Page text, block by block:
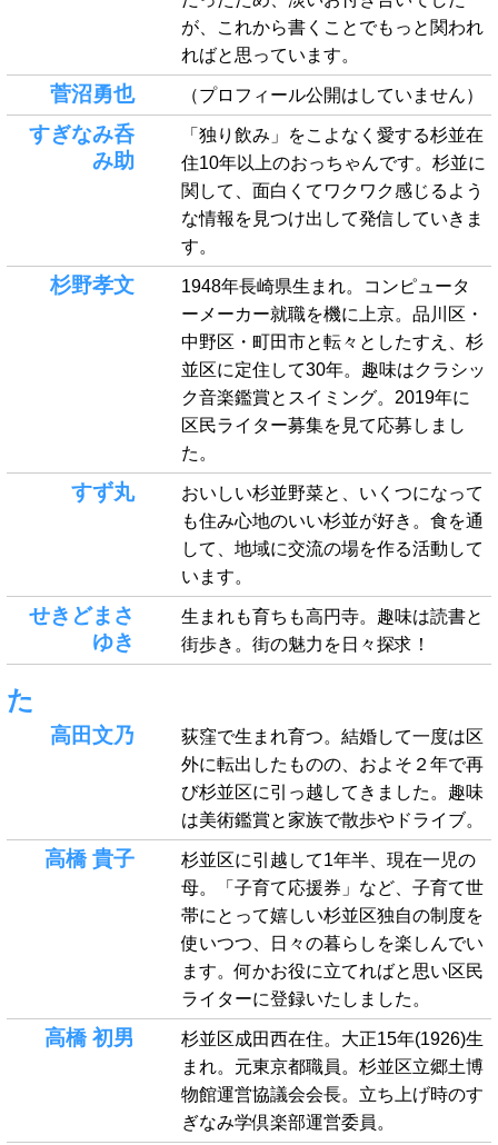
が、これから書くことでもっと関われ
ればと思っています。
菅沼勇也 （プロフィール公開はしていません）
すぎなみ呑
み助
「独り飲み」をこよなく愛する杉並在
住10年以上のおっちゃんです。杉並に
関して、面白くてワクワク感じるよう
な情報を見つけ出して発信していきま
す。
杉野孝文
1948年長崎県生まれ。コンピュータ
ーメーカー就職を機に上京。品川区・
中野区・町田市と転々としたすえ、杉
並区に定住して30年。趣味はクラシッ
ク音楽鑑賞とスイミング。2019年に
区民ライター募集を見て応募しまし
た。
すず丸
おいしい杉並野菜と、いくつになって
も住み心地のいい杉並が好き。食を通
して、地域に交流の場を作る活動して
います。
せきどまさ
ゆき
生まれも育ちも高円寺。趣味は読書と
街歩き。街の魅力を日々探求！
た
高田文乃
荻窪で生まれ育つ。結婚して一度は区
外に転出したものの、およそ２年で再
び杉並区に引っ越してきました。趣味
は美術鑑賞と家族で散歩やドライブ。
高橋 貴子
杉並区に引越して1年半、現在一児の
母。「子育て応援券」など、子育て世
帯にとって嬉しい杉並区独自の制度を
使いつつ、日々の暮らしを楽しんでい
ます。何かお役に立てればと思い区民
ライターに登録いたしました。
高橋 初男
杉並区成田西在住。大正15年(1926)生
まれ。元東京都職員。杉並区立郷土博
物館運営協議会会長。立ち上げ時のす
ぎなみ学倶楽部運営委員。